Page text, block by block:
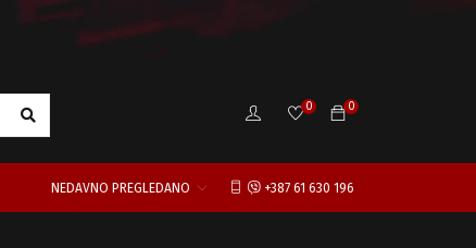
0
0
+387 61 630 196
NEDAVNO PREGLEDANO